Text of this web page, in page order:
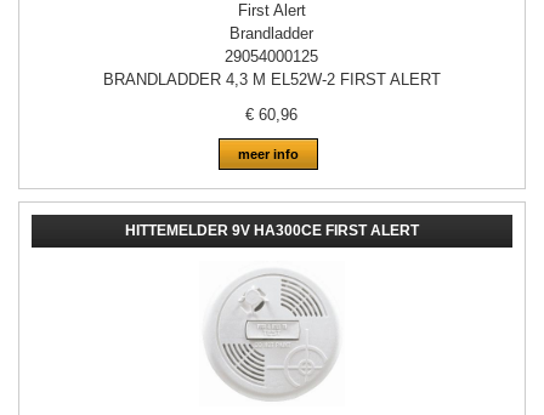
First Alert
Brandladder
29054000125
BRANDLADDER 4,3 M EL52W-2 FIRST ALERT
€60,96
meer info
HITTEMELDER 9V HA300CE FIRST ALERT